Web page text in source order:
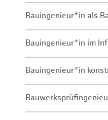
Bauingenieur*in als
Bauingenieur*in im
Bauingenieur*in